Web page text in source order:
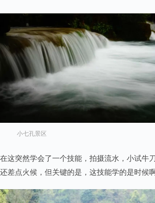
小七孔景区
在这突然学会了一个技能，拍摄流水，小试牛
还差点火候，但关键的是，这技能学的是时候